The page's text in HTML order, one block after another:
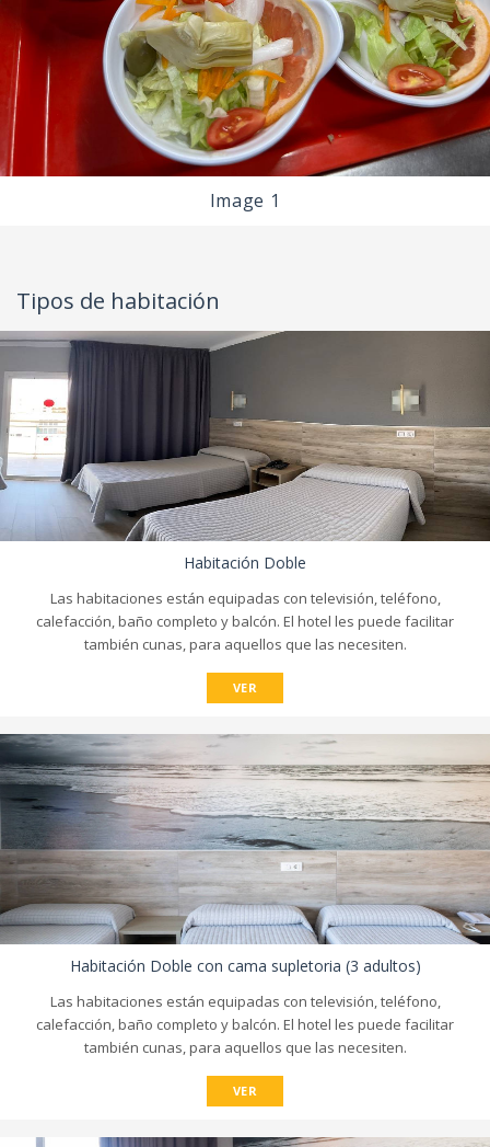
Image 1
Tipos de habitación
Habitación Doble
Las habitaciones están equipadas con televisión, teléfono,
calefacción, baño completo y balcón. El hotel les puede facilitar
también cunas, para aquellos que las necesiten.
VER
Habitación Doble con cama supletoria (3 adultos)
Las habitaciones están equipadas con televisión, teléfono,
calefacción, baño completo y balcón. El hotel les puede facilitar
también cunas, para aquellos que las necesiten.
VER